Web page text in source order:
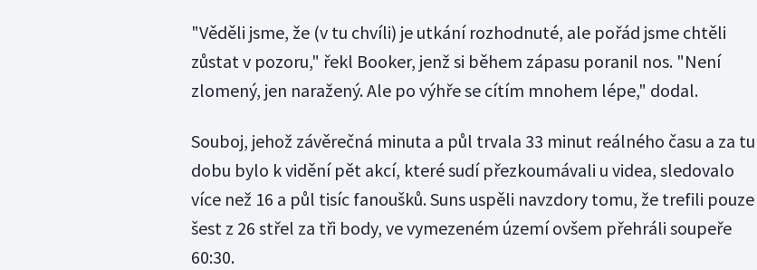
"Věděli jsme, že (v tu chvíli) je utkání rozhodnuté, ale pořád jsme chtěli
zůstat v pozoru," řekl Booker, jenž si během zápasu poranil nos. "Není
zlomený, jen naražený. Ale po výhře se cítím mnohem lépe," dodal.
Souboj, jehož závěrečná minuta a půl trvala 33 minut reálného času a za tu
dobu bylo k vidění pět akcí, které sudí přezkoumávali u videa, sledovalo
více než 16 a půl tisíc fanoušků. Suns uspěli navzdory tomu, že trefili pouze
šest z 26 střel za tři body, ve vymezeném území ovšem přehráli soupeře
60:30.